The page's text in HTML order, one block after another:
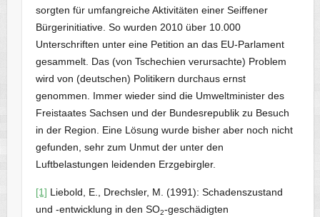
sorgten für umfangreiche Aktivitäten einer Seiffener
Bürgerinitiative. So wurden 2010 über 10.000
Unterschriften unter eine Petition an das EU-Parlament
gesammelt. Das (von Tschechien verursachte) Problem
wird von (deutschen) Politikern durchaus ernst
genommen. Immer wieder sind die Umweltminister des
Freistaates Sachsen und der Bundesrepublik zu Besuch
in der Region. Eine Lösung wurde bisher aber noch nicht
gefunden, sehr zum Unmut der unter den
Luftbelastungen leidenden Erzgebirgler.
[1] Liebold, E., Drechsler, M. (1991): Schadenszustand
und -entwicklung in den SO2-geschädigten